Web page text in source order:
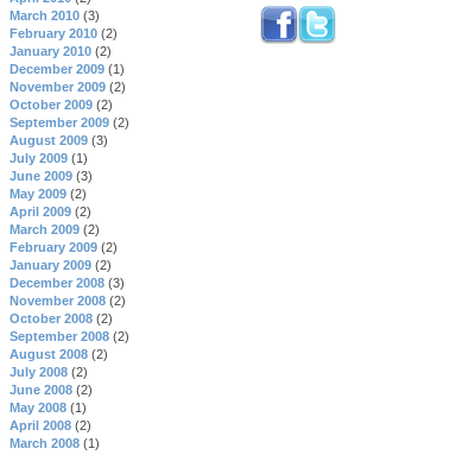
March 2010 (3)
February 2010 (2)
January 2010 (2)
December 2009 (1)
November 2009 (2)
October 2009 (2)
September 2009 (2)
August 2009 (3)
July 2009 (1)
June 2009 (3)
May 2009 (2)
April 2009 (2)
March 2009 (2)
February 2009 (2)
January 2009 (2)
December 2008 (3)
November 2008 (2)
October 2008 (2)
September 2008 (2)
August 2008 (2)
July 2008 (2)
June 2008 (2)
May 2008 (1)
April 2008 (2)
March 2008 (1)